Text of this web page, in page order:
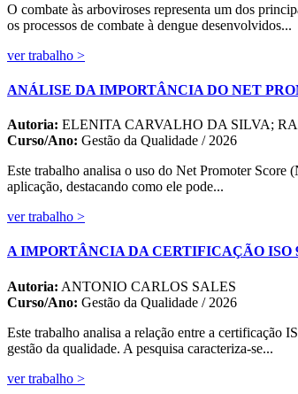
O combate às arboviroses representa um dos
os processos de combate à dengue desenvolvidos...
ver trabalho >
ANÁLISE DA IMPORTÂNCIA DO NET
Autoria: ELENITA CARVALHO DA SILVA;
Curso/Ano: Gestão da Qualidade / 2026
Este trabalho analisa o uso do Net Promoter Score
aplicação, destacando como ele pode...
ver trabalho >
A IMPORTÂNCIA DA CERTIFICAÇÃO ISO
Autoria: ANTONIO CARLOS SALES
Curso/Ano: Gestão da Qualidade / 2026
Este trabalho analisa a relação entre a certificação
gestão da qualidade. A pesquisa caracteriza-se...
ver trabalho >